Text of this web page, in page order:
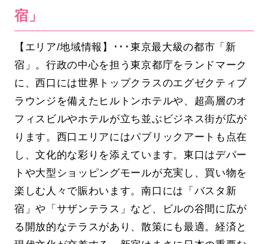
宿」
【エリア/地域情報】･･･東京最大級の都市「新
宿」。行政の中心を担う東京都庁をランドマーク
に、西口には世界トップクラスのエグゼクティブ
ラウンジを備えたヒルトンホテルや、超高層のオ
フィスビルやホテルが立ち並ぶビジネス街が広が
ります。西口エリアにはパブリックアートも点在
し、文化的な彩りを添えています。東口はデパー
トや大型ショッピングモールが充実し、買い物を
楽しむ人々で賑わいます。南口には「バスタ新
宿」や「サザンテラス」など、ビルの谷間に広が
る開放的なテラスがあり、散策にも最適。経済と